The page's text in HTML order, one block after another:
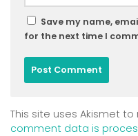
Save my name,
for the next time I
This site uses Akismet
comment data is